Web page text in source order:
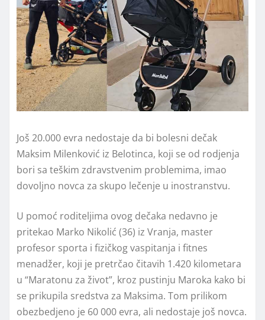
Još 20.000 evra nedostaje da bi bolesni dečak
Maksim Milenković iz Belotinca, koji se od rodjenja
bori sa teškim zdravstvenim problemima, imao
dovoljno novca za skupo lečenje u inostranstvu.
U pomoć roditeljima ovog dečaka nedavno je
pritekao Marko Nikolić (36) iz Vranja, master
profesor sporta i fizičkog vaspitanja i fitnes
menadžer, koji je pretrčao čitavih 1.420 kilometara
u “Maratonu za život”, kroz pustinju Maroka kako bi
se prikupila sredstva za Maksima. Tom prilikom
obezbedjeno je 60 000 evra, ali nedostaje još novca.